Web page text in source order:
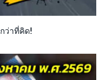
ว่าที่คิด!